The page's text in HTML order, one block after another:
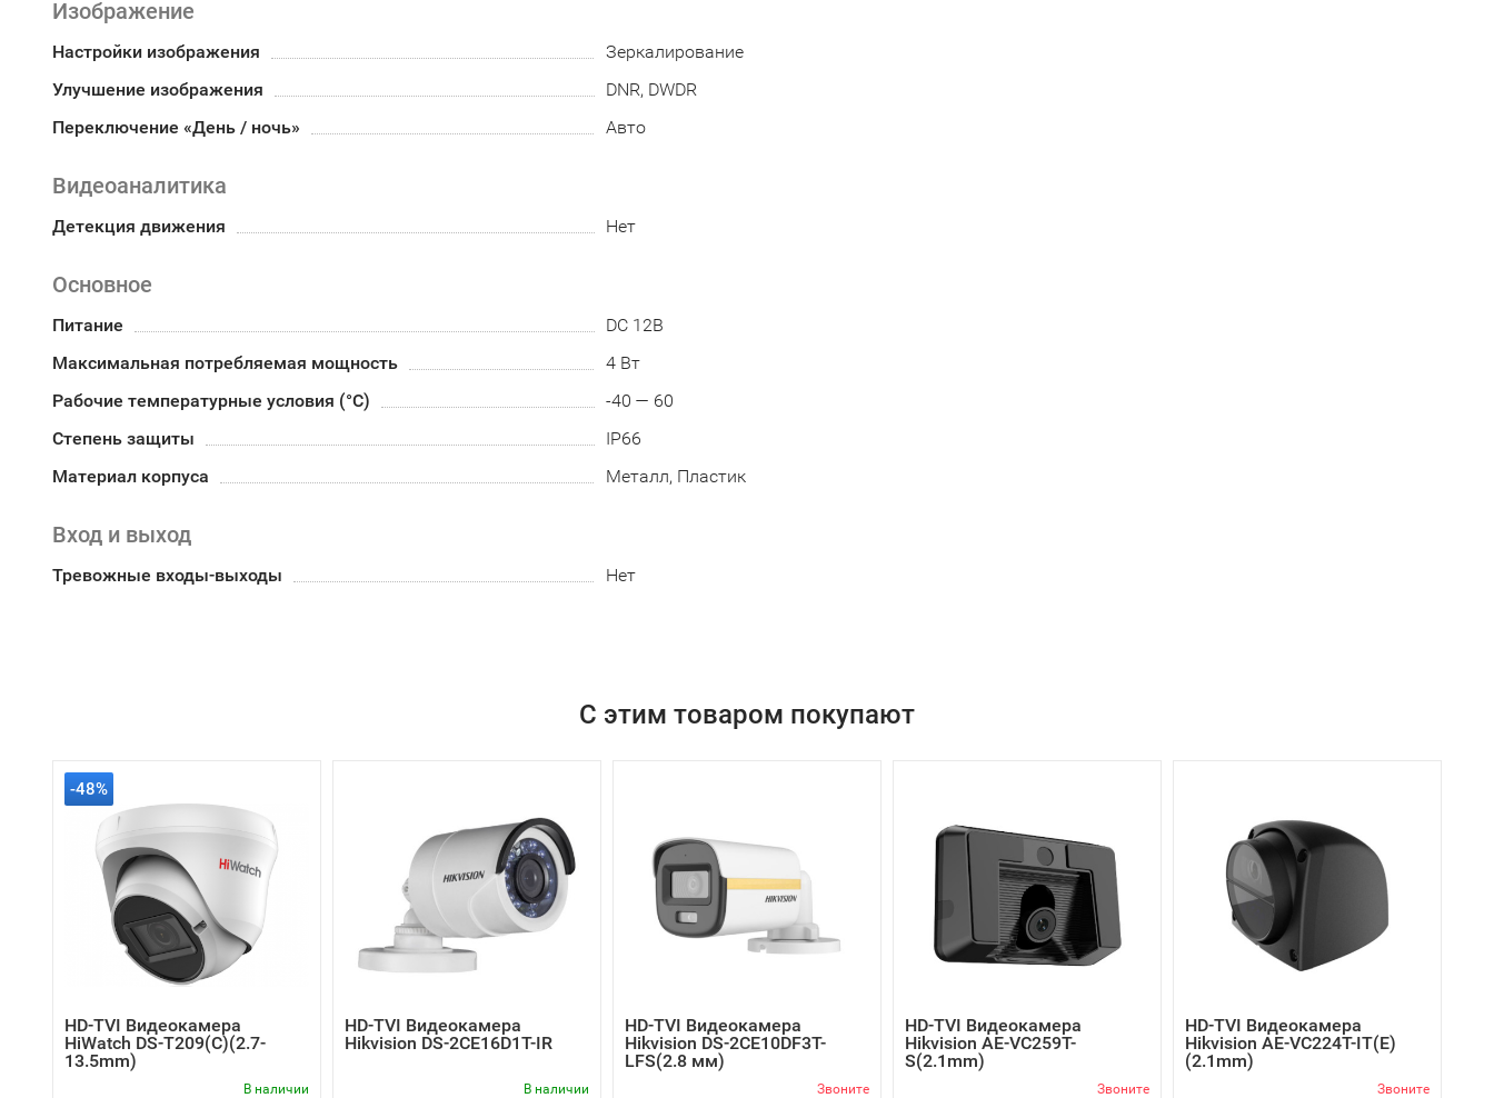
Изображение
Настройки изображения
Зеркалирование
Улучшение изображения
DNR, DWDR
Переключение «День / ночь»
Авто
Видеоаналитика
Детекция движения Нет
Основное
Питание
DC 12В
Максимальная потребляемая мощность
4 Вт
Рабочие температурные условия (°С)
-40 — 60
Степень защиты
IP66
Материал корпуса
Металл, Пластик
Вход и выход
Тревожные входы-выходы Нет
С этим товаром покупают
-48%
HD-TVI Видеокамера
HiWatch DS-T209(C)(2.7-
13.5mm)
В наличии
HD-TVI Видеокамера
Hikvision DS-2CE16D1T-IR
В наличии
HD-TVI Видеокамера
Hikvision DS-2CE10DF3T-
LFS(2.8 мм)
Звоните
HD-TVI Видеокамера
Hikvision AE-VC259T-
S(2.1mm)
Звоните
HD-TVI Видеокамера
Hikvision AE-VC224T-IT(E)
(2.1mm)
Звоните